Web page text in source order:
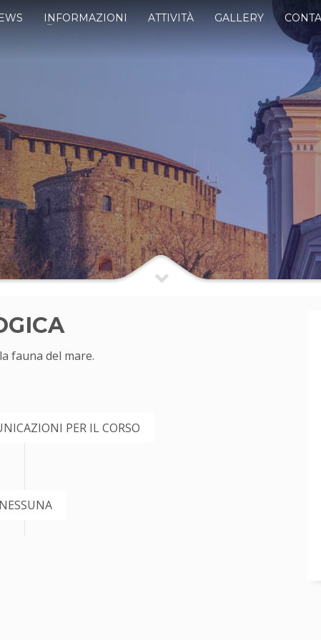
INFORMAZIONI ATTIVITÀ GALLERY
fauna del mare.
PER IL CORSO
NESSUNA